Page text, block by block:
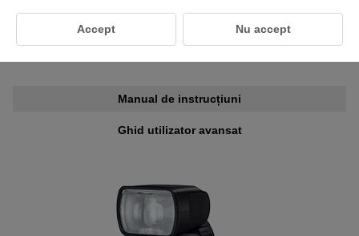
Informații privind manualul de instrucțiuni
Manual de instrucțiuni
Ghid utilizator avansat
Accept Nu accept